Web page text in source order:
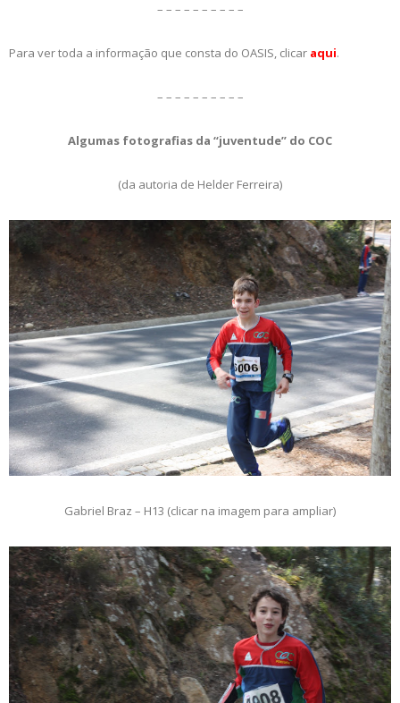
– – – – – – – – – –
Para ver toda a informação que consta do OASIS, clicar aqui.
– – – – – – – – – –
Algumas fotografias da “juventude” do COC
(da autoria de Helder Ferreira)
Gabriel Braz – H13 (clicar na imagem para ampliar)